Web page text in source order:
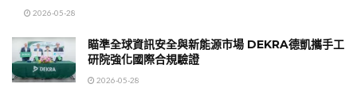
2026-05-28
瞄準全球資訊安全與新能源市場 DEKRA德凱攜手工
研院強化國際合規驗證
2026-05-28